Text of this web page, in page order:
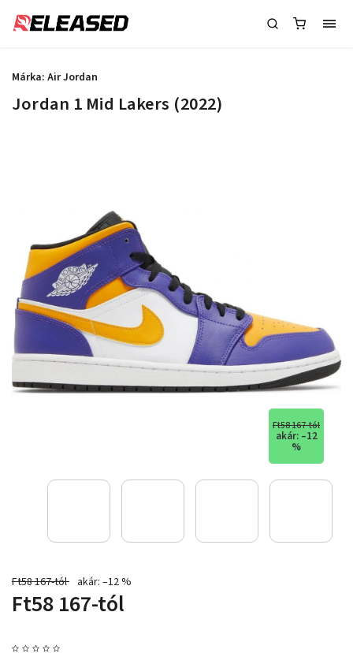
Jordan 1 Mid Lakers (2022)
Ft58 167-tól
akár: –12
%
Ft58 167-tól akár: –12 %
Ft58 167-tól
Márka: Air Jordan